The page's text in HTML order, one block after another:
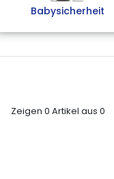
Babysicherheit
Zeigen 0 Artikel aus 0